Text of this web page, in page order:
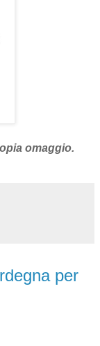
omaggio.
per